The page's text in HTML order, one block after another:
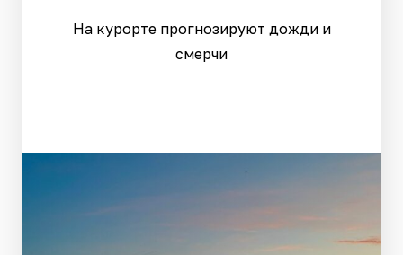
На курорте прогнозируют дожди и
смерчи